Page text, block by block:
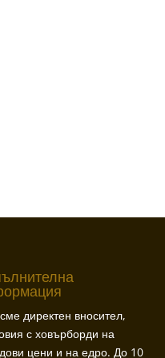
директен вносител,
с ховърборди на
цени и на едро. До 10